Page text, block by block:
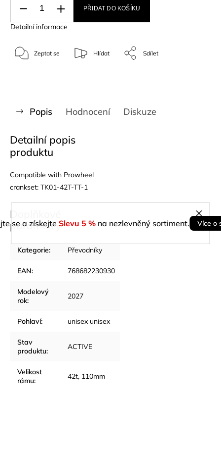
se a získejte Slevu 5 % na nezlevněný sortiment. Více o
PŘIDAT DO KOŠÍKU
Detailní informace
Zeptat se Hlídat Sdílet
Popis Hodnocení Diskuze
Detailní popis
produktu
Compatible with Prowheel
crankset: TK01-42T-TT-1
Doplňkové
parametry
Kategorie: Převodníky
EAN: 768682230930
Modelový
rok: 2027
Pohlaví: unisex unisex
Stav
produktu: ACTIVE
Velikost
rámu: 42t, 110mm